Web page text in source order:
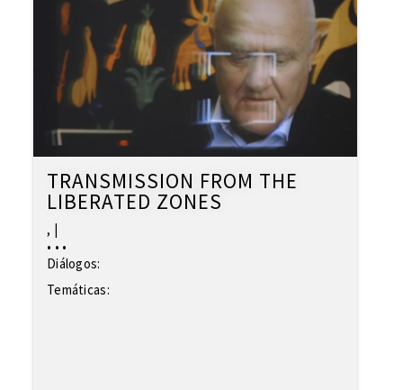
TRANSMISSION FROM THE
LIBERATED ZONES
, |
• • •
Diálogos:
Temáticas: